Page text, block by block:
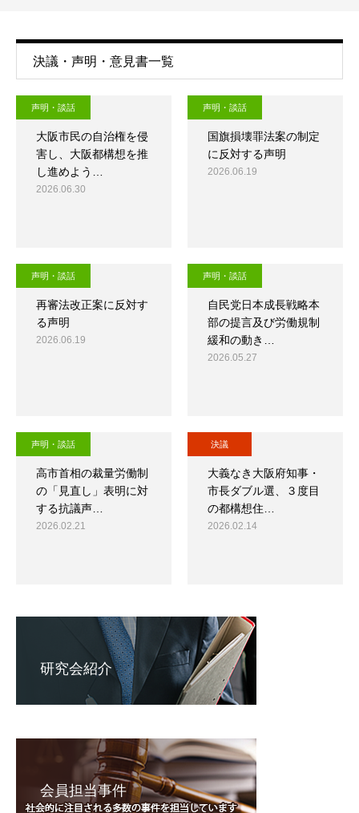
決議・声明・意見書一覧
声明・談話
大阪市民の自治権を侵
害し、大阪都構想を推
し進めよう…
2026.06.30
声明・談話
国旗損壊罪法案の制定
に反対する声明
2026.06.19
声明・談話
再審法改正案に反対す
る声明
2026.06.19
声明・談話
自民党日本成長戦略本
部の提言及び労働規制
緩和の動き…
2026.05.27
声明・談話
高市首相の裁量労働制
の「見直し」表明に対
する抗議声…
2026.02.21
決議
大義なき大阪府知事・
市長ダブル選、３度目
の都構想住…
2026.02.14
研究会紹介
会員担当事件